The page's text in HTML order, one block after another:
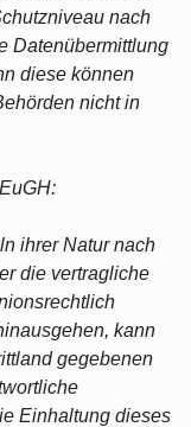
nach
Datenübermittlung
diese können
nicht in
ihrer Natur nach
die vertragliche
kann
gegebenen
Einhaltung dieses